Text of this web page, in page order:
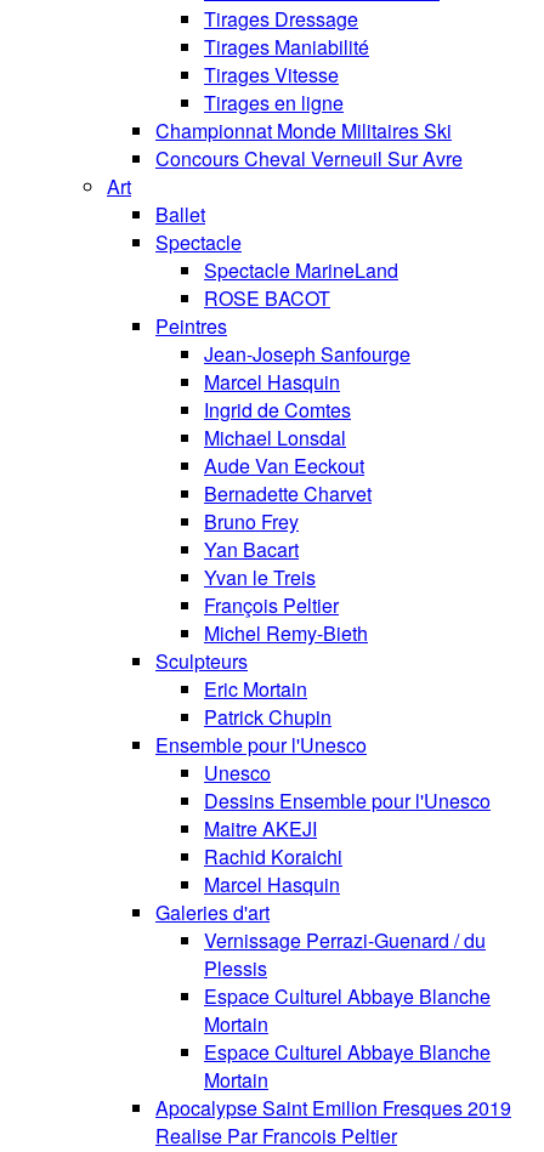
Tirages Dressage
Tirages Maniabilité
Tirages Vitesse
Tirages en ligne
Championnat Monde Militaires Ski
Concours Cheval Verneuil Sur Avre
Art
Ballet
Spectacle
Spectacle MarineLand
ROSE BACOT
Peintres
Jean-Joseph Sanfourge
Marcel Hasquin
Ingrid de Comtes
Michael Lonsdal
Aude Van Eeckout
Bernadette Charvet
Bruno Frey
Yan Bacart
Yvan le Treis
François Peltier
Michel Remy-Bieth
Sculpteurs
Eric Mortain
Patrick Chupin
Ensemble pour l'Unesco
Unesco
Dessins Ensemble pour l'Unesco
Maitre AKEJI
Rachid Koraichi
Marcel Hasquin
Galeries d'art
Vernissage Perrazi-Guenard / du
Plessis
Espace Culturel Abbaye Blanche
Mortain
Espace Culturel Abbaye Blanche
Mortain
Apocalypse Saint Emilion Fresques 2019
Realise Par Francois Peltier